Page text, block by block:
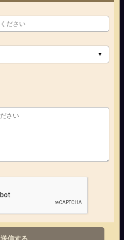
送信する